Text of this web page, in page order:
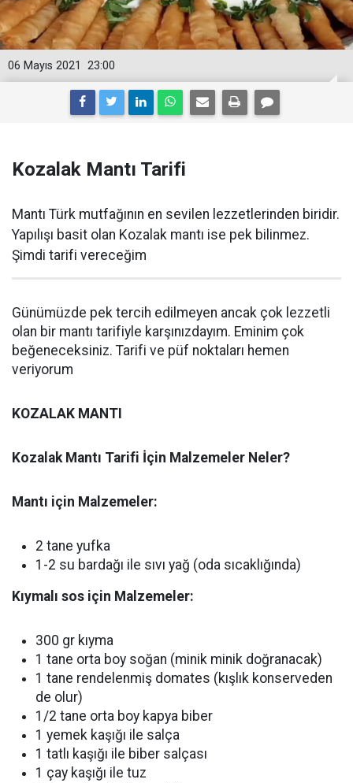
23:00
06 Mayıs 2021
Kozalak Mantı Tarifi
Mantı Türk mutfağının en sevilen lezzetlerinden biridir.
Yapılışı basit olan Kozalak mantı ise pek bilinmez.
Şimdi tarifi vereceğim
Günümüzde pek tercih edilmeyen ancak çok lezzetli
olan bir mantı tarifiyle karşınızdayım. Eminim çok
beğeneceksiniz. Tarifi ve püf noktaları hemen
veriyorum
KOZALAK MANTI
Kozalak Mantı Tarifi İçin Malzemeler Neler?
Mantı için Malzemeler:
2 tane yufka
1-2 su bardağı ile sıvı yağ (oda sıcaklığında)
Kıymalı sos için Malzemeler:
300 gr kıyma
1 tane orta boy soğan (minik minik doğranacak)
1 tane rendelenmiş domates (kışlık konserveden
de olur)
1/2 tane orta boy kapya biber
1 yemek kaşığı ile salça
1 tatlı kaşığı ile biber salçası
1 çay kaşığı ile tuz